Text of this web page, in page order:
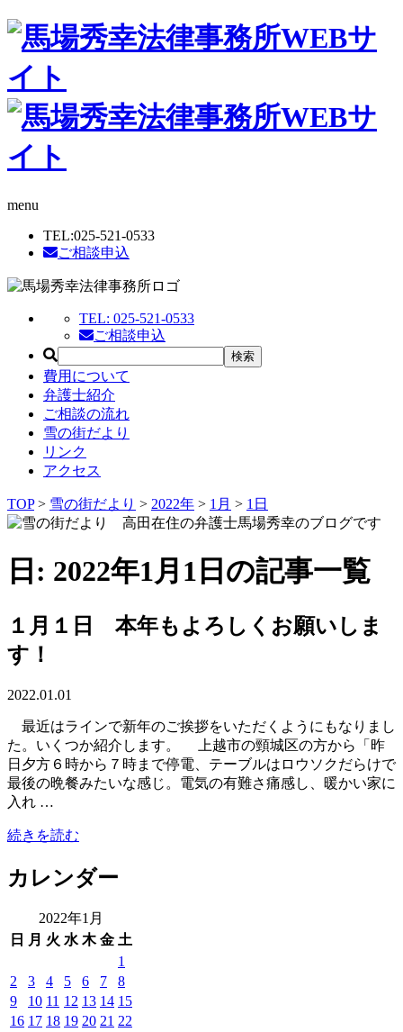
menu
TEL:025-521-0533
ご相談申込
TEL: 025-521-0533
ご相談申込
費用について
弁護士紹介
ご相談の流れ
雪の街だより
リンク
アクセス
TOP> 雪の街だより > 2022年 > 1月 > 1日
日: 2022年1月1日の記事一覧
１月１日 本年もよろしくお願いしま
す！
2022.01.01
最近はラインで新年のご挨拶をいただくようにもなりまし
た。いくつか紹介します。 上越市の頸城区の方から「昨
日夕方６時から７時まで停電、テーブルはロウソクだらけで
最後の晩餐みたいな感じ。電気の有難さ痛感し、暖かい家に
入れ …
続きを読む
カレンダー
2022年1月
日 月 火 水 木 金 土
1
2
3 4 5 6 7
8
9
10 11 12 13 14 15
16 17 18 19 20 21 22